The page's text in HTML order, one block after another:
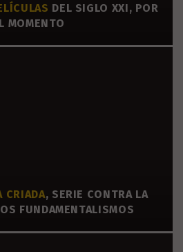
DEL SIGLO XXI, POR
MOMENTO
CRIADA, SERIE CONTRA LA
FUNDAMENTALISMOS